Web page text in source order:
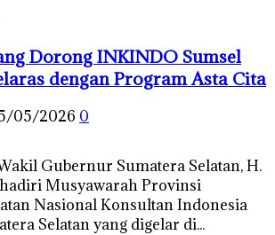
Dorong INKINDO Sumsel
dengan Program Asta Cita
05/2026 0
Gubernur Sumatera Selatan, H.
Musyawarah Provinsi
Nasional Konsultan Indonesia
Selatan yang digelar di...